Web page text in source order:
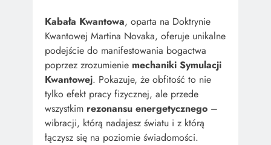
Kabała Kwantowa, oparta na Doktrynie
Kwantowej Martina Novaka, oferuje unikalne
podejście do manifestowania bogactwa
poprzez zrozumienie mechaniki Symulacji
Kwantowej. Pokazuje, że obfitość to nie
tylko efekt pracy fizycznej, ale przede
wszystkim rezonansu energetycznego –
wibracji, którą nadajesz światu i z którą
łączysz się na poziomie świadomości.